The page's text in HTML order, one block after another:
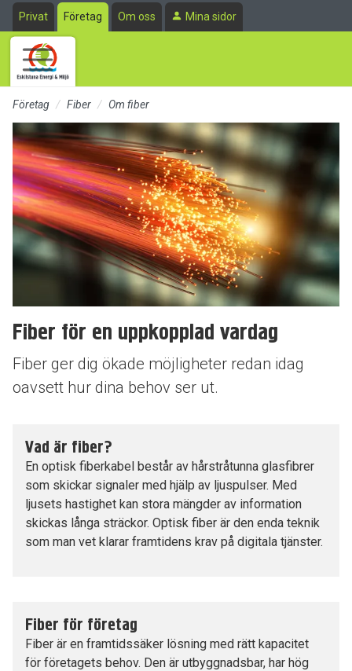
Till sidans huvudinnehåll
Privat Företag Om oss Mina sidor
Företag Fiber Om fiber
Fiber för en uppkopplad vardag
Fiber ger dig ökade möjligheter redan idag
oavsett hur dina behov ser ut.
Vad är fiber?
En optisk fiberkabel består av hårstråtunna glasfibrer
som skickar signaler med hjälp av ljuspulser. Med
ljusets hastighet kan stora mängder av information
skickas långa sträckor. Optisk fiber är den enda teknik
som man vet klarar framtidens krav på digitala tjänster.
Fiber för företag
Fiber är en framtidssäker lösning med rätt kapacitet
för företagets behov. Den är utbyggnadsbar, har hög